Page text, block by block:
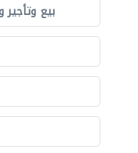
بيع وتأجير